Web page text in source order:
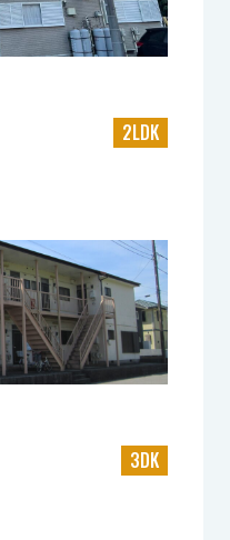
2LDK
3DK